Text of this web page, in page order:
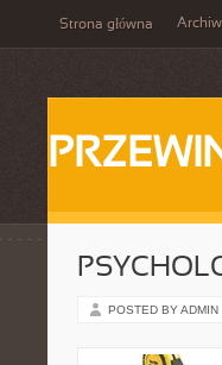
Strona główna
POSTED BY ADMIN